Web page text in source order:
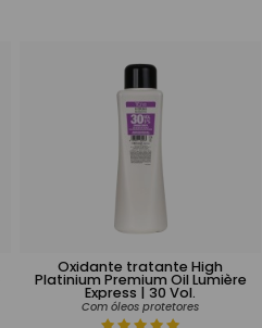
Oxidante tratante High
Platinium Premium Oil Lumière
Express | 30 Vol.
Com óleos protetores